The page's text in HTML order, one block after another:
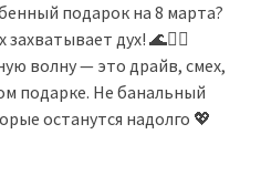
подарок на 8 марта?
дух! 🌊🏄‍♀️
волну — это драйв, смех,
подарке. Не банальный
останутся надолго 💖